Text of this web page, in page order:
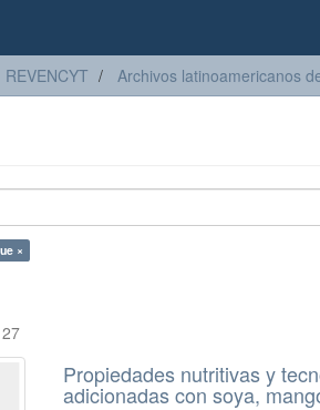
REVENCYT Archivos latinoamericanos
×
Propiedades nutritivas y
adicionadas con soya,